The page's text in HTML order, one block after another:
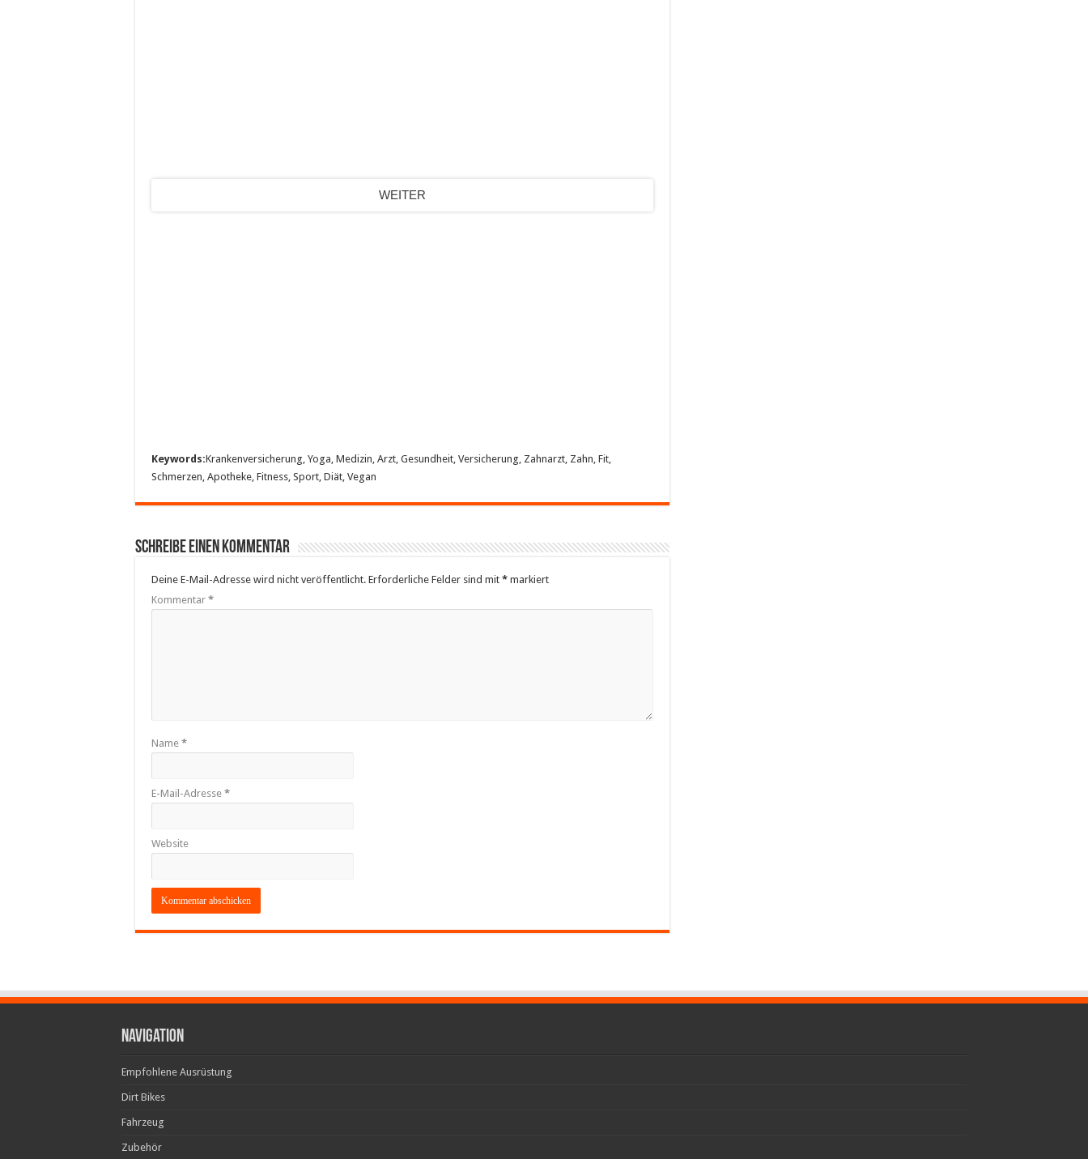
WEITER
Keywords:Krankenversicherung, Yoga, Medizin, Arzt, Gesundheit, Versicherung, Zahnarzt, Zahn, Fit,
Schmerzen, Apotheke, Fitness, Sport, Diät, Vegan
Schreibe einen Kommentar
Deine E-Mail-Adresse wird nicht veröffentlicht. Erforderliche Felder sind mit * markiert
Kommentar *
Name *
E-Mail-Adresse *
Website
Navigation
Empfohlene Ausrüstung
Dirt Bikes
Fahrzeug
Zubehör